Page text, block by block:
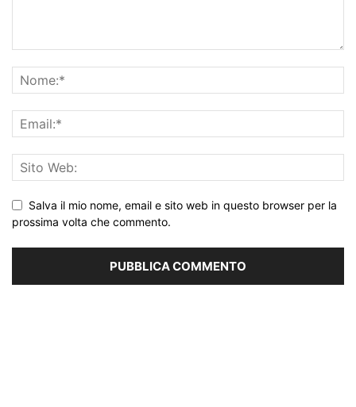
Salva il mio nome, email e sito web in questo browser per la
prossima volta che commento.